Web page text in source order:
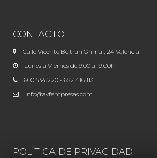
CONTACTO
Calle Vicente Beltrán Grimal, 24 Valencia
Lunes a Viernes de 9:00 a 19:00h
600 534 220 - 652 416 113
info@avfempresas.com
POLÍTICA DE PRIVACIDAD